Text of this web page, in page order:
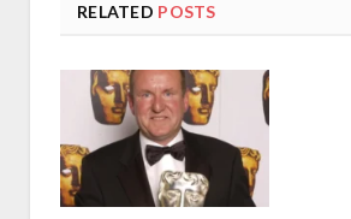
RELATED POSTS